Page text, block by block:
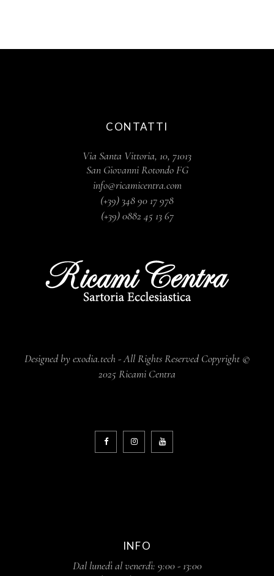
CONTATTI
Via Santa Vittoria, 10, 71013
San Giovanni Rotondo FG
info@ricamicentra.com
(+39) 348 90 17 978
(+39) 0882 45 13 67
Designed by exodia.tech - All Rights Reserved Copyright ©
2025 Ricami Centra
INFO
Dal lunedì al venerdì: 9:00 - 13:00